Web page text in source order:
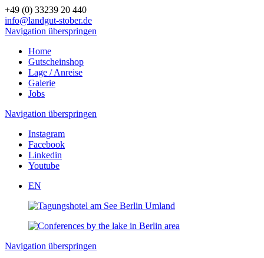
+49 (0) 33239 20 440
info@landgut-stober.de
Navigation überspringen
Home
Gutscheinshop
Lage / Anreise
Galerie
Jobs
Navigation überspringen
Instagram
Facebook
Linkedin
Youtube
EN
Navigation überspringen